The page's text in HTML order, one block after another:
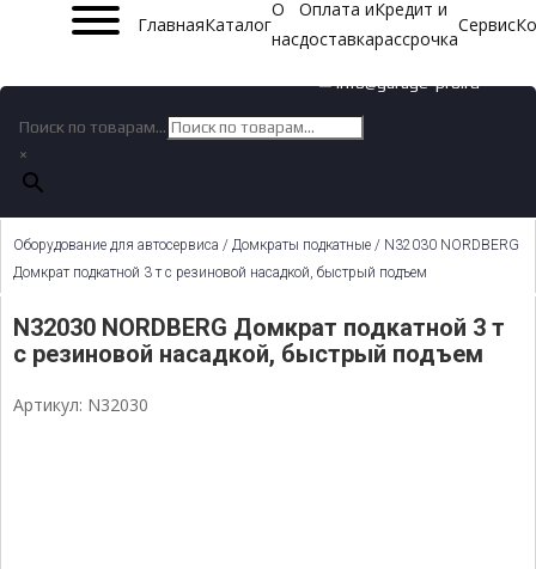
ГлавнаяКаталог
О
нас
Оплата и
доставка
Кредит и
рассрочка
Сервис
✉ info@garage-pro.ru
Поиск по товарам...
×
Оборудование для автосервиса / Домкраты подкатные / N32030 NORDBERG
Домкрат подкатной 3 т с резиновой насадкой, быстрый подъем
N32030 NORDBERG Домкрат подкатной 3 т
с резиновой насадкой, быстрый подъем
Артикул: N32030